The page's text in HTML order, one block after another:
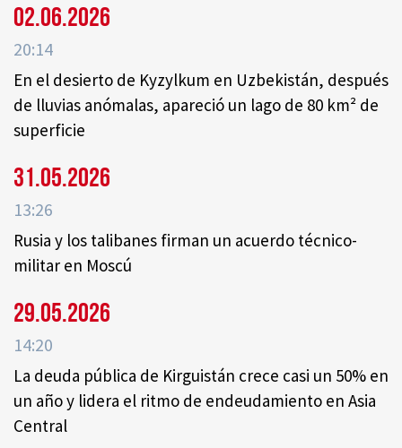
02.06.2026
20:14
En el desierto de Kyzylkum en Uzbekistán, después
de lluvias anómalas, apareció un lago de 80 km² de
superficie
31.05.2026
13:26
Rusia y los talibanes firman un acuerdo técnico-
militar en Moscú
29.05.2026
14:20
La deuda pública de Kirguistán crece casi un 50% en
un año y lidera el ritmo de endeudamiento en Asia
Central